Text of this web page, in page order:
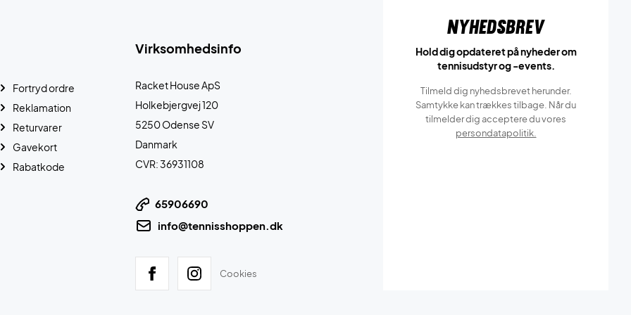
Virksomhedsinfo
Racket House ApS
Holkebjergvej 120
5250 Odense SV
Danmark
CVR: 36931108
65906690
info@tennisshoppen.dk
Cookies
Fortryd ordre
Reklamation
Returvarer
Gavekort
Rabatkode
Nyhedsbrev
Hold dig opdateret på nyheder om
tennisudstyr og -events.
Tilmeld dig nyhedsbrevet herunder.
Samtykke kan trækkes tilbage. Når du
tilmelder dig acceptere du vores
persondatapolitik.